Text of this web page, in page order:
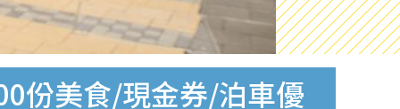
份美食/現金券/泊車優